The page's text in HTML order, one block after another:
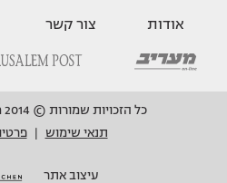
אודות צור קשר
כל הזכויות שמורות © 2014 מעריב און ליין בע"מ.
תנאי שימוש
עיצוב אתר